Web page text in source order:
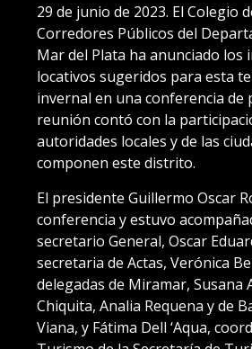
29 de junio de 2023. El Colegio
Corredores Públicos del
Mar del Plata ha anunciado los
locativos sugeridos para esta
invernal en una conferencia de
reunión contó con la
autoridades locales y de las
componen este distrito.
El presidente Guillermo Oscar
conferencia y estuvo
secretario General, Oscar
secretaria de Actas, Verónica
delegadas de Miramar, Susana
Chiquita, Analia Requena y de
Viana, y Fátima Dell ‘Aqua,